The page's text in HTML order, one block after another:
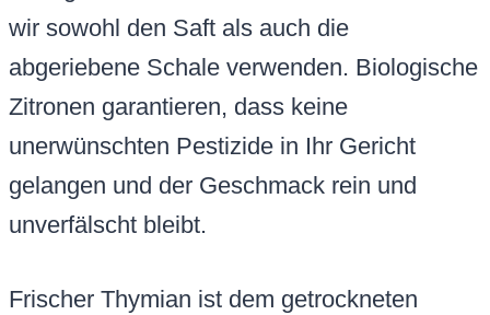
wir sowohl den Saft als auch die
abgeriebene Schale verwenden. Biologische
Zitronen garantieren, dass keine
unerwünschten Pestizide in Ihr Gericht
gelangen und der Geschmack rein und
unverfälscht bleibt.
Frischer Thymian ist dem getrockneten